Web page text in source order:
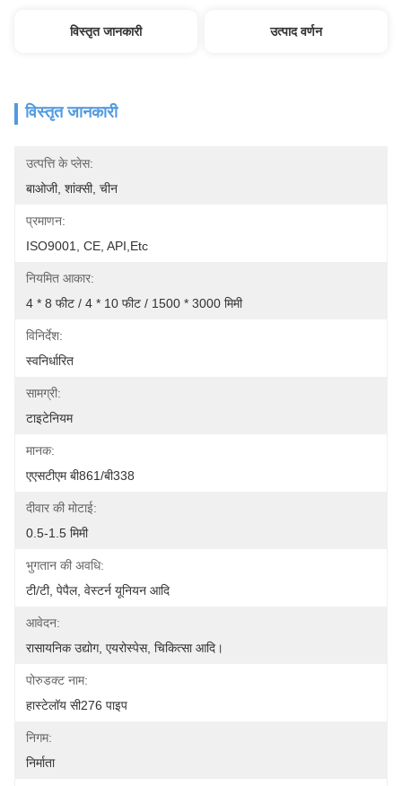
विस्तृत जानकारी उत्पाद वर्णन
विस्तृत जानकारी
उत्पत्ति के प्लेस:
बाओजी, शांक्सी, चीन
प्रमाणन:
ISO9001, CE, API,etc
नियमित आकार:
4 * 8 फीट / 4 * 10 फीट / 1500 * 3000 मिमी
विनिर्देश:
स्वनिर्धारित
सामग्री:
टाइटेनियम
मानक:
एएसटीएम बी861/बी338
दीवार की मोटाई:
0.5-1.5 मिमी
भुगतान की अवधि:
टी/टी, पेपैल, वेस्टर्न यूनियन आदि
आवेदन:
रासायनिक उद्योग, एयरोस्पेस, चिकित्सा आदि।
पोरुडक्ट नाम:
हास्टेलॉय सी276 पाइप
निगम:
निर्माता